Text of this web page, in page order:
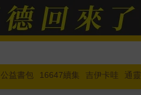
公益書包 16647續集 吉伊卡哇
通
玩具總動員5 超慢跑